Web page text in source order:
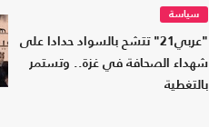
سياسة
"عربي21" تتشح بالسواد حدادا على
شهداء الصحافة في غزة.. وتستمر
بالتغطية